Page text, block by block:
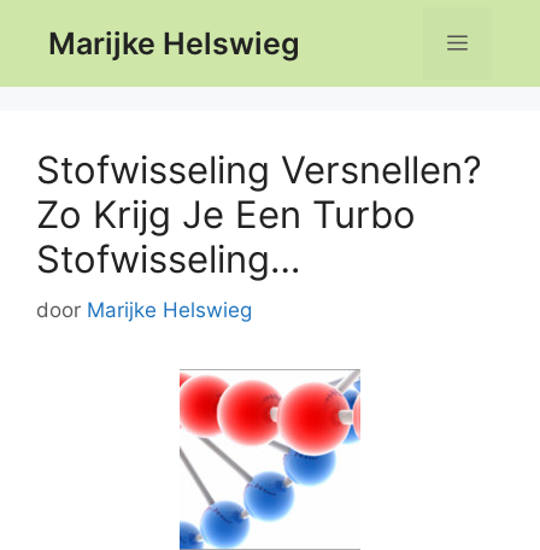
Marijke Helswieg Menu
Stofwisseling Versnellen?
Zo Krijg Je Een Turbo
Stofwisseling…
door Marijke Helswieg